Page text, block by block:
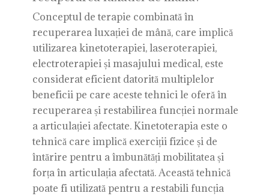
Conceptul de terapie combinată în
recuperarea luxației de mână, care implică
utilizarea kinetoterapiei, laseroterapiei,
electroterapiei și masajului medical, este
considerat eficient datorită multiplelor
beneficii pe care aceste tehnici le oferă în
recuperarea și restabilirea funcției normale
a articulației afectate. Kinetoterapia este o
tehnică care implică exerciții fizice și de
întărire pentru a îmbunătăți mobilitatea și
forța în articulația afectată. Această tehnică
poate fi utilizată pentru a restabili funcția